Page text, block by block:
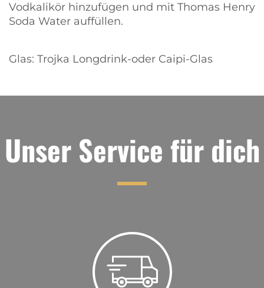
Vodkalikör hinzufügen und mit Thomas Henry
Soda Water auffüllen.
Glas: Trojka Longdrink-oder Caipi-Glas
Unser Service für dich